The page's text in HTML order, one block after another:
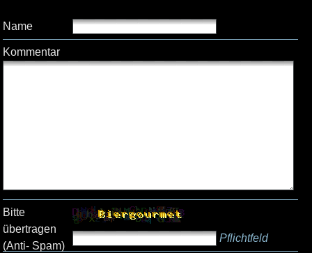
Name
Kommentar
Bitte
übertragen
(Anti- Spam)
Pflichtfeld